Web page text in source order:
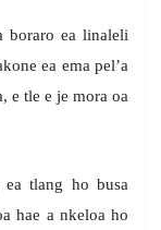
boraro ea linaleli
ea ema pel’a
e tle e je mora oa
ea tlang ho busa
hae a nkeloa ho